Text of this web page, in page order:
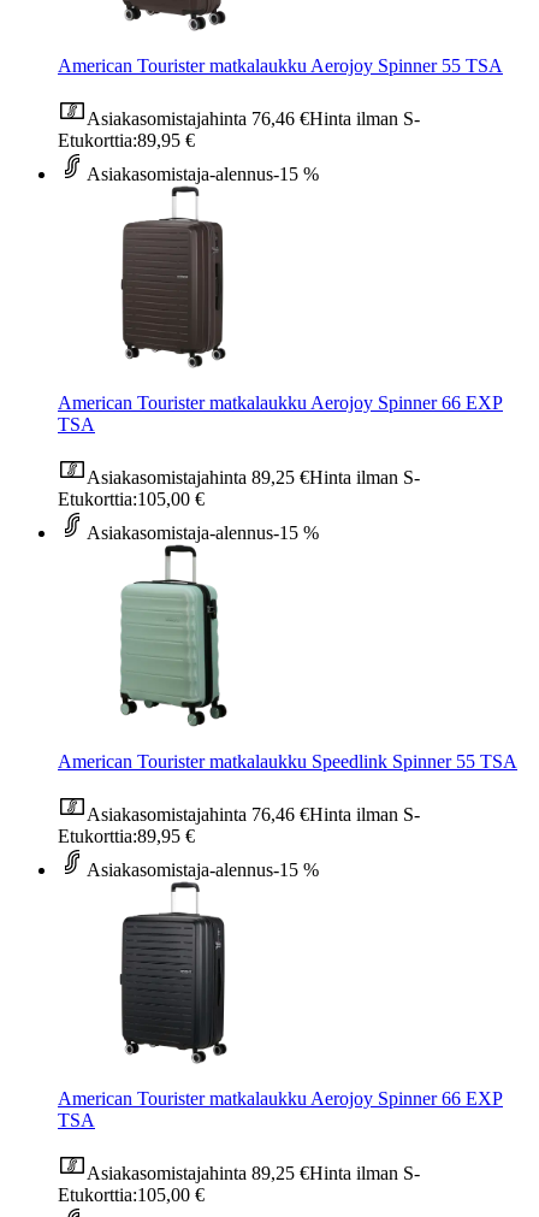
American Tourister matkalaukku Aerojoy Spinner 55 TSA
Asiakasomistajahinta 76,46 €Hinta ilman S-
Etukorttia:89,95 €
Asiakasomistaja-alennus-15 %
American Tourister matkalaukku Aerojoy Spinner 66 EXP
TSA
Asiakasomistajahinta 89,25 €Hinta ilman S-
Etukorttia:105,00 €
Asiakasomistaja-alennus-15 %
American Tourister matkalaukku Speedlink Spinner 55 TSA
Asiakasomistajahinta 76,46 €Hinta ilman S-
Etukorttia:89,95 €
Asiakasomistaja-alennus-15 %
American Tourister matkalaukku Aerojoy Spinner 66 EXP
TSA
Asiakasomistajahinta 89,25 €Hinta ilman S-
Etukorttia:105,00 €